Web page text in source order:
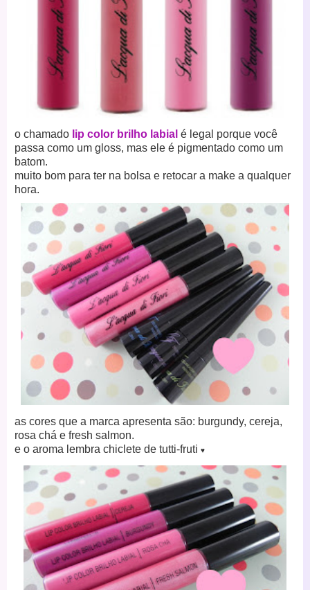
o chamado lip color brilho labial é legal porque você
passa como um gloss, mas ele é pigmentado como um
batom.
muito bom para ter na bolsa e retocar a make a qualquer
hora.
as cores que a marca apresenta são: burgundy, cereja,
rosa chá e fresh salmon.
e o aroma lembra chiclete de tutti-fruti ♥